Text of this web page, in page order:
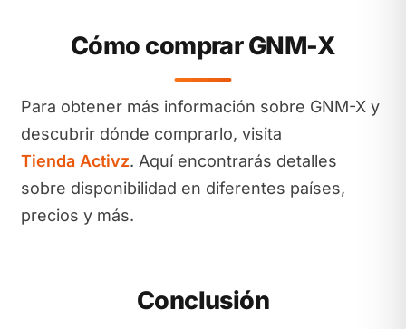
Cómo comprar GNM-X
Para obtener más información sobre GNM-X y
descubrir dónde comprarlo, visita
Tienda Activz. Aquí encontrarás detalles
sobre disponibilidad en diferentes países,
precios y más.
Conclusión